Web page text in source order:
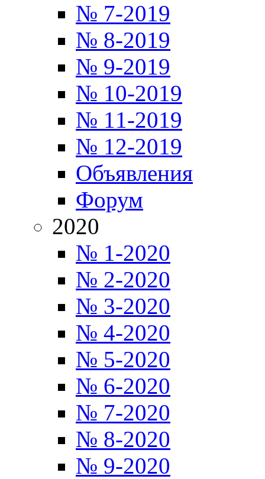
№ 7-2019
№ 8-2019
№ 9-2019
№ 10-2019
№ 11-2019
№ 12-2019
Объявления
Форум
2020
№ 1-2020
№ 2-2020
№ 3-2020
№ 4-2020
№ 5-2020
№ 6-2020
№ 7-2020
№ 8-2020
№ 9-2020